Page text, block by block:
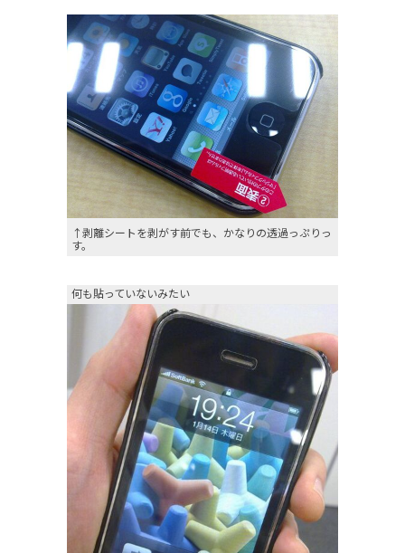
↑剥離シートを剥がす前でも、かなりの透過っぷりっ
す。
何も貼っていないみたい